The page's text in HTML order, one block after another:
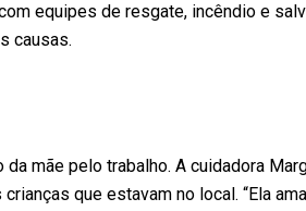
equipes de resgate, incêndio e
causas.
mãe pelo trabalho. A cuidadora
que estavam no local. “Ela